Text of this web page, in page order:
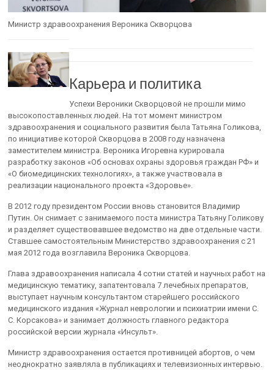
Министр здравоохранения Вероника Скворцова
Карьера и политика
Успехи Вероники Скворцовой не прошли мимо
высокопоставленных людей. На тот момент министром
здравоохранения и социального развития была Татьяна Голикова,
по инициативе которой Скворцова в 2008 году назначена
заместителем министра. Вероника Игоревна курировала
разработку законов «Об основах охраны здоровья граждан РФ» и
«О биомедицинских технологиях», а также участвовала в
реализации национального проекта «Здоровье».
В 2012 году президентом России вновь становится Владимир
Путин. Он снимает с занимаемого поста министра Татьяну Голикову
и разделяет существовавшее ведомство на две отдельные части.
Ставшее самостоятельным Министерство здравоохранения с 21
мая 2012 года возглавила Вероника Скворцова.
Глава здравоохранения написала 4 сотни статей и научных работ на
медицинскую тематику, запатентовала 7 лечебных препаратов,
выступает научным консультантом старейшего российского
медицинского издания «Журнал неврологии и психиатрии имени С.
С. Корсакова» и занимает должность главного редактора
российской версии журнала «Инсульт».
Министр здравоохранения остается противницей абортов, о чем
неоднократно заявляла в публикациях и телевизионных интервью.